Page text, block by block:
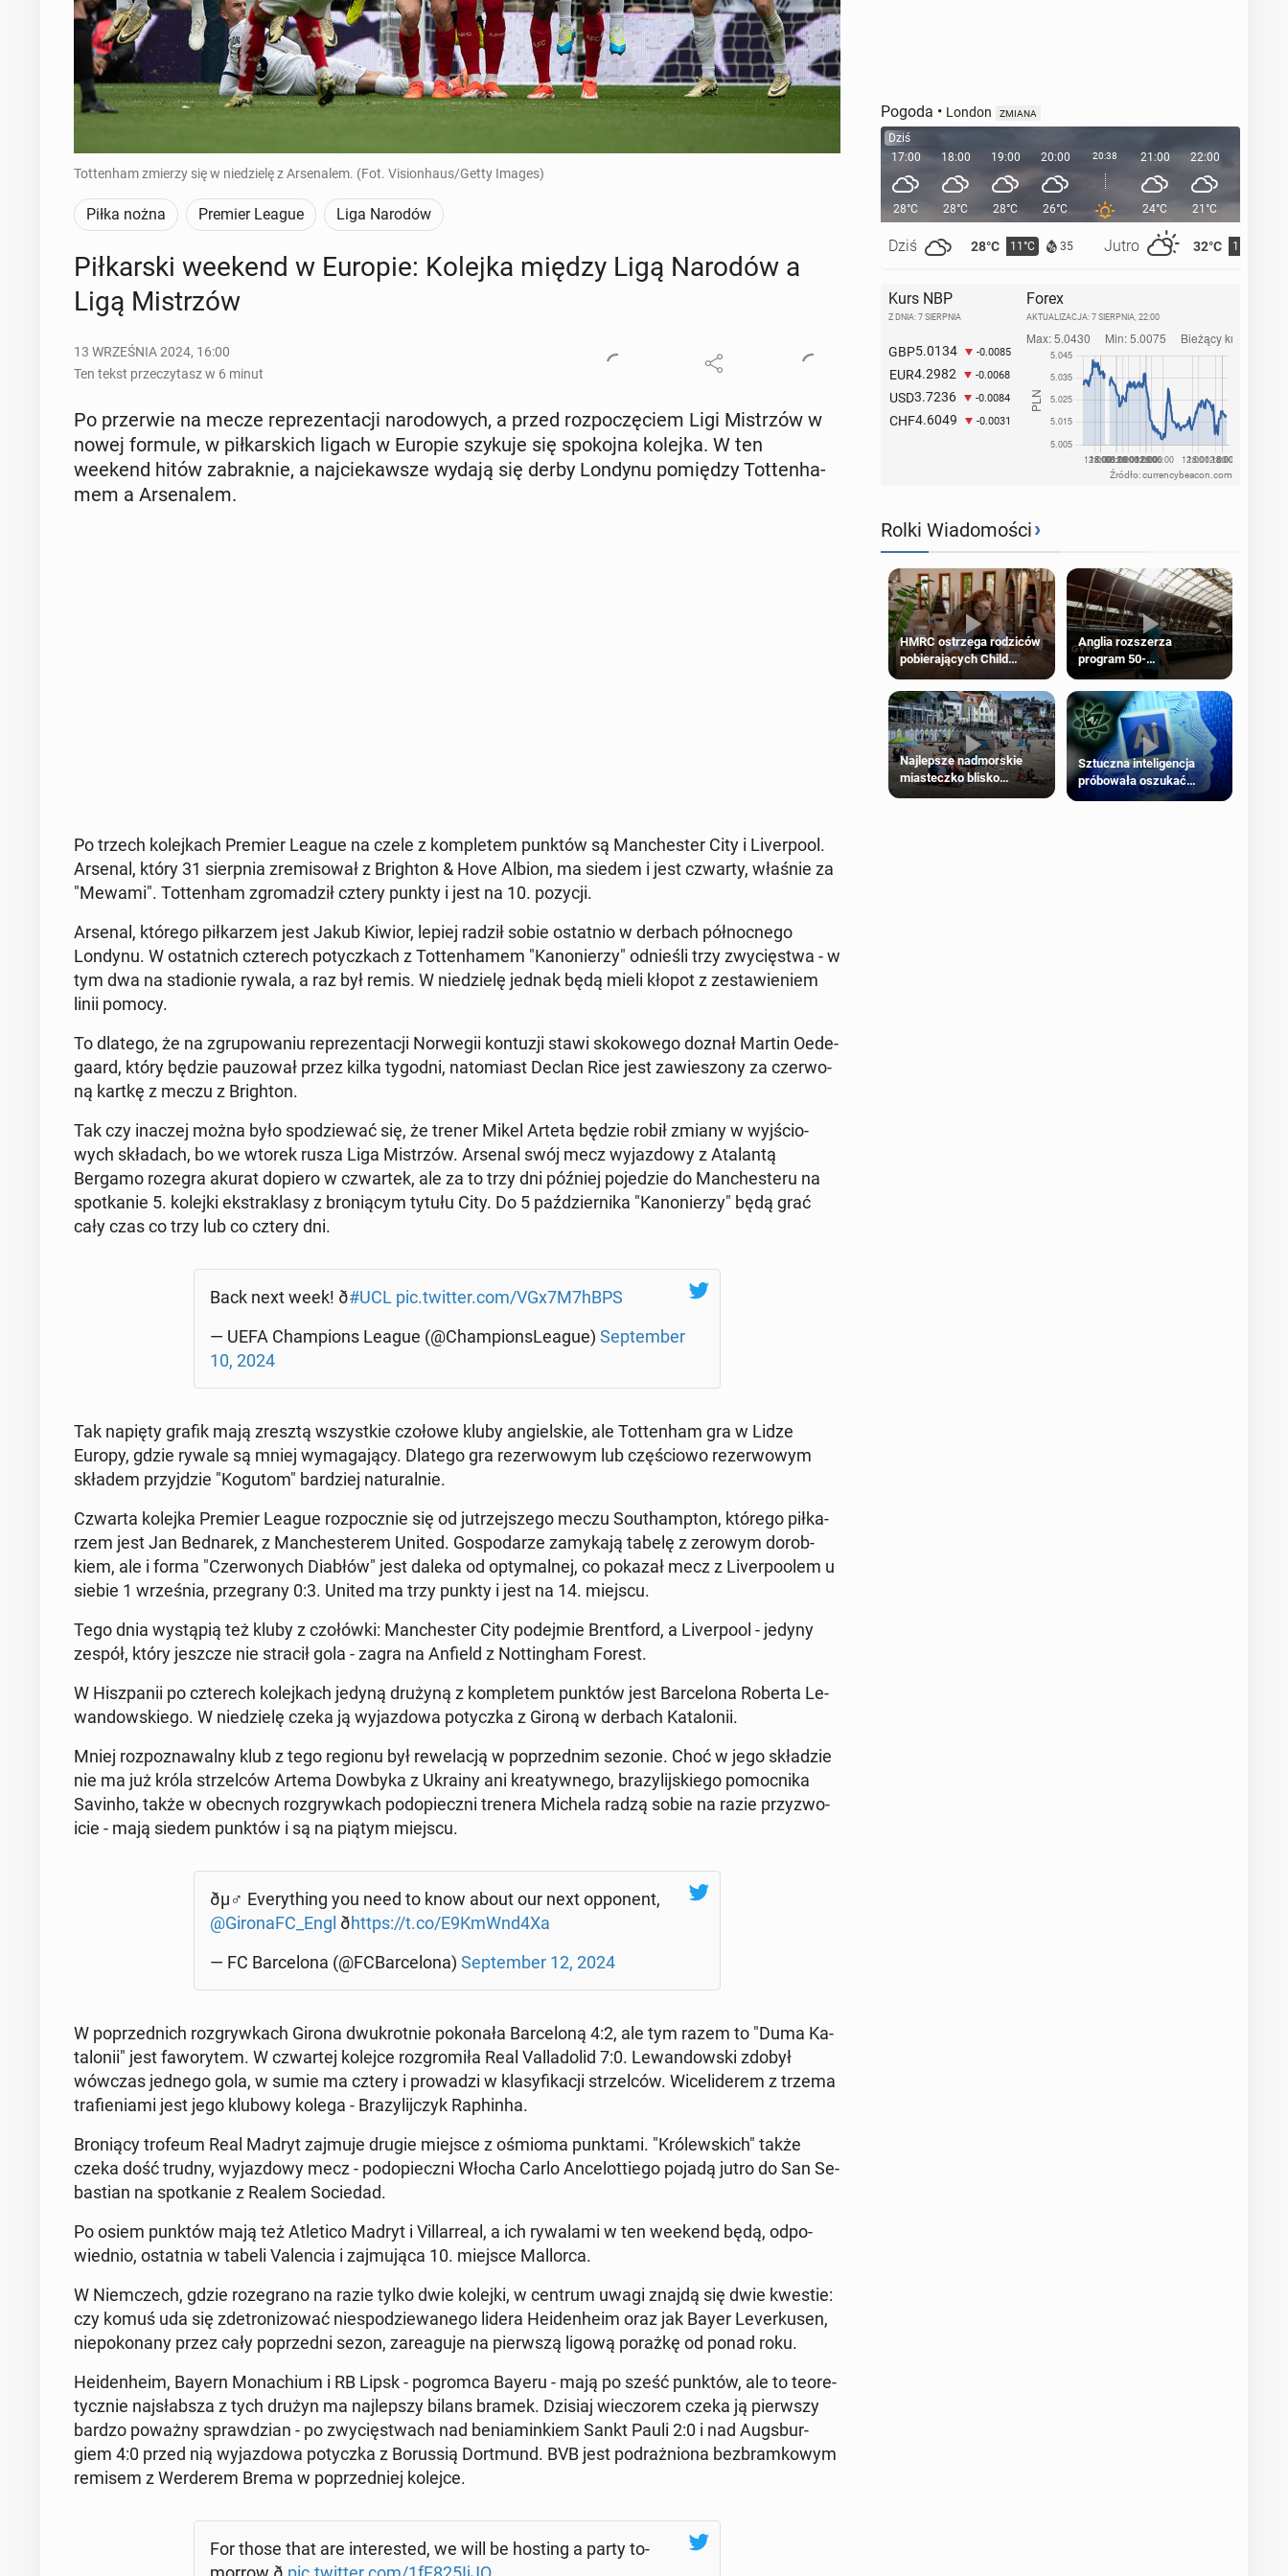
Tottenham zmierzy się w niedzielę z Arsenalem. (Fot. Visionhaus/Getty Images)
Piłka nożna Premier League Liga Narodów
Pił­kar­ski weekend w Europie: Kolejka między Ligą Narodów a
Ligą Mi­strzów
13 WRZEŚNIA 2024, 16:00
Ten tekst przeczytasz w 6 minut
Po prze­rwie na mecze re­pre­zen­ta­cji na­ro­do­wych, a przed roz­po­czę­ciem Ligi Mi­strzów w
nowej formule, w pił­kar­skich ligach w Europie szykuje się spo­koj­na kolejka. W ten
weekend hitów za­brak­nie, a naj­cie­kaw­sze wydają się derby Londynu po­mię­dzy Tot­ten­ha­
mem a Ar­se­na­lem.
Po trzech ko­lej­kach Premier League na czele z kom­ple­tem punktów są Man­che­ster City i Li­ver­po­ol.
Arsenal, który 31 sierp­nia zre­mi­so­wał z Bri­gh­ton & Hove Albion, ma siedem i jest czwarty, właśnie za
"Mewami". Tot­ten­ham zgro­ma­dził cztery punkty i jest na 10. pozycji.
Arsenal, którego pił­ka­rzem jest Jakub Kiwior, lepiej radził sobie ostat­nio w derbach pół­noc­ne­go
Londynu. W ostat­nich czte­rech po­tycz­kach z Tot­ten­ha­mem "Ka­no­nie­rzy" od­nie­śli trzy zwy­cię­stwa - w
tym dwa na sta­dio­nie rywala, a raz był remis. W nie­dzie­lę jednak będą mieli kłopot z ze­sta­wie­niem
linii pomocy.
To dlatego, że na zgru­po­wa­niu re­pre­zen­ta­cji Nor­we­gii kon­tu­zji stawi sko­ko­we­go doznał Martin Oede­
ga­ard, który będzie pau­zo­wał przez kilka tygodni, na­to­miast Declan Rice jest za­wie­szo­ny za czer­wo­
ną kartkę z meczu z Bri­gh­ton.
Tak czy inaczej można było spo­dzie­wać się, że trener Mikel Arteta będzie robił zmiany w wyj­ścio­
wych skła­dach, bo we wtorek rusza Liga Mi­strzów. Arsenal swój mecz wy­jaz­do­wy z Ata­lan­tą
Bergamo rozegra akurat dopiero w czwar­tek, ale za to trzy dni później po­je­dzie do Man­che­ste­ru na
spo­tka­nie 5. kolejki eks­tra­kla­sy z bro­nią­cym tytułu City. Do 5 paź­dzier­ni­ka "Ka­no­nie­rzy" będą grać
cały czas co trzy lub co cztery dni.
Back next week! ð#UCL pic.twitter.com/VGx7M7hBPS
— UEFA Cham­pions League (@Cham­pion­sLe­ague) Sep­tem­ber
10, 2024
Tak napięty grafik mają zresztą wszyst­kie czołowe kluby an­giel­skie, ale Tot­ten­ham gra w Lidze
Europy, gdzie rywale są mniej wy­ma­ga­ją­cy. Dlatego gra re­zer­wo­wym lub czę­ścio­wo re­zer­wo­wym
składem przyj­dzie "Kogutom" bar­dziej na­tu­ral­nie.
Czwarta kolejka Premier League roz­pocz­nie się od ju­trzej­sze­go meczu So­uthamp­ton, którego pił­ka­
rzem jest Jan Bed­na­rek, z Man­che­ste­rem United. Go­spo­da­rze za­my­ka­ją tabelę z zerowym do­rob­
kiem, ale i forma "Czer­wo­nych Diabłów" jest daleka od opty­mal­nej, co pokazał mecz z Li­ver­po­olem u
siebie 1 wrze­śnia, prze­gra­ny 0:3. United ma trzy punkty i jest na 14. miejscu.
Tego dnia wy­stą­pią też kluby z czo­łów­ki: Man­che­ster City po­dej­mie Brent­ford, a Li­ver­po­ol - jedyny
zespół, który jeszcze nie stracił gola - zagra na Anfield z Not­tin­gham Forest.
W Hisz­pa­nii po czte­rech ko­lej­kach jedyną drużyną z kom­ple­tem punktów jest Bar­ce­lo­na Roberta Le­
wan­dow­skie­go. W nie­dzie­lę czeka ją wy­jaz­do­wa po­tycz­ka z Gironą w derbach Ka­ta­lo­nii.
Mniej roz­po­zna­wal­ny klub z tego regionu był re­we­la­cją w po­przed­nim sezonie. Choć w jego skła­dzie
nie ma już króla strzel­ców Artema Dowbyka z Ukrainy ani kre­atyw­ne­go, bra­zy­lij­skie­go po­moc­ni­ka
Savinho, także w obec­nych roz­gryw­kach pod­opiecz­ni trenera Michela radzą sobie na razie przy­zwo­
icie - mają siedem punktów i są na piątym miejscu.
ðµ️‍♂️ Eve­ry­thing you need to know about our next op­po­nent,
@Gi­ro­naFC_Engl ðhttps://t.co/E9KmWnd4Xa
— FC Bar­ce­lo­na (@FCBar­ce­lo­na) Sep­tem­ber 12, 2024
W po­przed­nich roz­gryw­kach Girona dwu­krot­nie po­ko­na­ła Bar­ce­lo­ną 4:2, ale tym razem to "Duma Ka­
ta­lo­nii" jest fa­wo­ry­tem. W czwar­tej kolejce roz­gro­mi­ła Real Val­la­do­lid 7:0. Le­wan­dow­ski zdobył
wówczas jednego gola, w sumie ma cztery i pro­wa­dzi w kla­sy­fi­ka­cji strzel­ców. Wi­ce­li­de­rem z trzema
tra­fie­nia­mi jest jego klubowy kolega - Bra­zy­lij­czyk Ra­phin­ha.
Bro­nią­cy trofeum Real Madryt zajmuje drugie miejsce z ośmioma punk­ta­mi. "Kró­lew­skich" także
czeka dość trudny, wy­jaz­do­wy mecz - pod­opiecz­ni Włocha Carlo An­ce­lot­tie­go pojadą jutro do San Se­
ba­stian na spo­tka­nie z Realem So­cie­dad.
Po osiem punktów mają też Atle­ti­co Madryt i Vil­lar­re­al, a ich ry­wa­la­mi w ten weekend będą, od­po­
wied­nio, ostat­nia w tabeli Va­len­cia i zaj­mu­ją­ca 10. miejsce Mal­lor­ca.
W Niem­czech, gdzie ro­ze­gra­no na razie tylko dwie kolejki, w centrum uwagi znajdą się dwie kwestie:
czy komuś uda się zde­tro­ni­zo­wać nie­spo­dzie­wa­ne­go lidera He­iden­he­im oraz jak Bayer Le­ver­ku­sen,
nie­po­ko­na­ny przez cały po­przed­ni sezon, za­re­agu­je na pierw­szą ligową porażkę od ponad roku.
He­iden­he­im, Bayern Mo­na­chium i RB Lipsk - po­grom­ca Bayeru - mają po sześć punktów, ale to teo­re­
tycz­nie naj­słab­sza z tych drużyn ma naj­lep­szy bilans bramek. Dzisiaj wie­czo­rem czeka ją pierw­szy
bardzo poważny spraw­dzian - po zwy­cię­stwach nad be­nia­min­kiem Sankt Pauli 2:0 i nad Au­gs­bur­
giem 4:0 przed nią wy­jaz­do­wa po­tycz­ka z Bo­rus­sią Do­rt­mund. BVB jest po­draż­nio­na bez­bram­ko­wym
remisem z Wer­de­rem Brema w po­przed­niej kolejce.
For those that are in­te­re­sted, we will be hosting a party to­
Pogoda • London ZMIANA
Dziś
17:00
28°C
Dziś 28°C 11°C 35 Jutro 32°C 15°C
18:00
28°C
19:00
28°C
20:00
26°C
20:38 21:00
24°C
22:00
21°C
Kurs NBP
Z DNIA: 7 SIERPNIA
GBP5.0134 -0.0085
EUR4.2982 -0.0068
USD3.7236 -0.0084
CHF4.6049 -0.0031
Forex
AKTUALIZACJA: 7 SIERPNIA, 22:00
Źródło: currencybeacon.com
Rolki Wiadomości›
HMRC ostrzega rodziców
pobierających Child
Benefit. Mogą być
zobowiązani do zwrotu
zasiłku
Anglia rozszerza
program 50-
procentowych zniżek
kolejowych na 18-latków
Najlepsze nadmorskie
miasteczko blisko
Sztuczna inteligencja
próbowała oszukać
człowieka